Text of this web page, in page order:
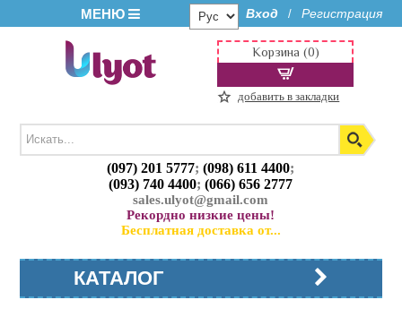
МЕНЮ Вход / Регистрация
(097) 201 5777;(098) 611 4400;
(093) 740 4400;(066) 656 2777
sales.ulyot@gmail.com
Рекордно низкие цены!
Бесплатная доставка от...
Корзина (0)
добавить в закладки
КАТАЛОГ